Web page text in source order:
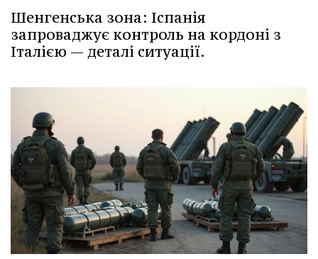
Шенгенська зона: Іспанія
запроваджує контроль на кордоні з
Італією — деталі ситуації.